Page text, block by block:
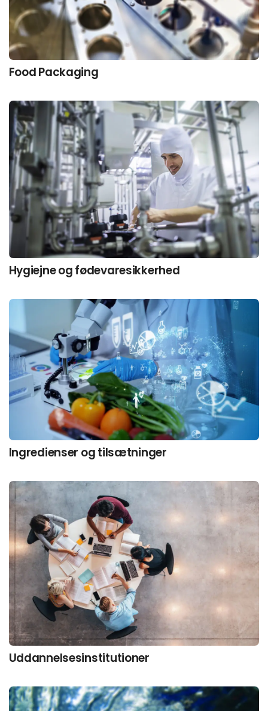
Food Packaging
Hygiejne og fødevaresikkerhed
Ingredienser og tilsætninger
Uddannelsesinstitutioner